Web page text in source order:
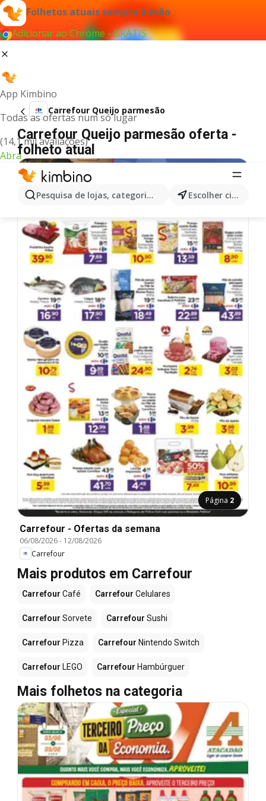
Folhetos atuais sempre à mão
Adicionar ao Chrome - GRÁTIS
App Kimbino
Todas as ofertas num só lugar
(14,1 mil avaliações)
Abra
Pesquisa de lojas, categorias,produtos... Escolher cidade
Carrefour Queijo parmesão
Carrefour Queijo parmesão oferta -
folheto atual
Página 2
Carrefour - Ofertas da semana
06/08/2026- 12/08/2026
Carrefour
Mais produtos em Carrefour
Carrefour Café Carrefour Celulares
Carrefour Sorvete Carrefour Sushi
Carrefour Pizza Carrefour Nintendo Switch
Carrefour LEGO Carrefour Hambúrguer
Mais folhetos na categoria